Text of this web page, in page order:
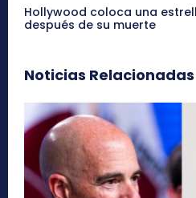
Hollywood coloca una
después de su muerte
Noticias Relacionadas